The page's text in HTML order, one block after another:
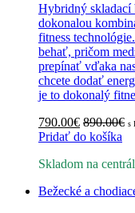
Hybridný skladací
dokonalou
fitness
behať, pričom
prepínať vďaka
chcete dodať
je to dokonalý
790.00€ 890.00€ s
Pridať do košíka
Skladom na
Bežecké a